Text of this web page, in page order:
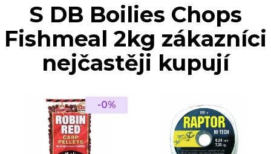
S DB Boilies Chops
Fishmeal 2kg zákazníci
nejčastěji kupují
-0%